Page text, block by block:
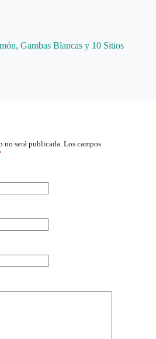
Gambas Blancas y 10 Sitios
no será publicada. Los campos